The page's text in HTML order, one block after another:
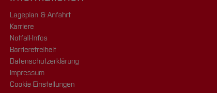
Lageplan & Anfahrt
Karriere
Notfall-Infos
Barrierefreiheit
Datenschutzerklärung
Impressum
Cookie-Einstellungen